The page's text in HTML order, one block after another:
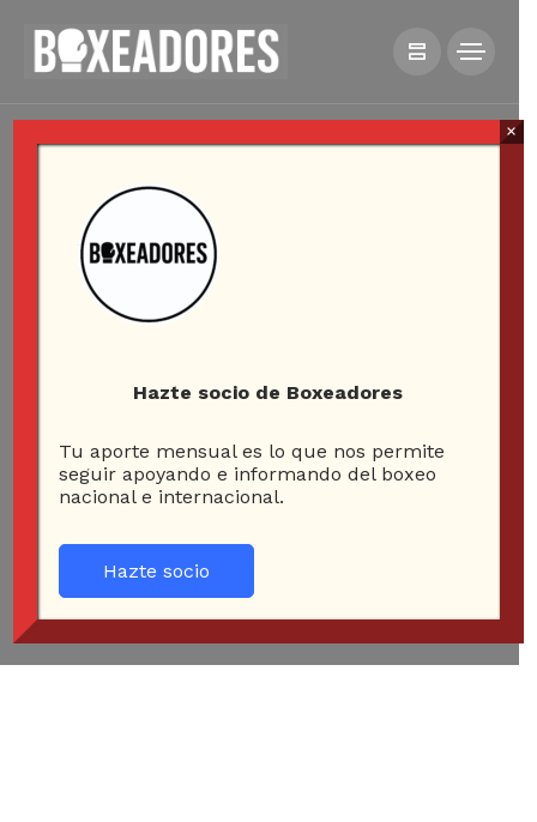
Hazte socio de Boxeadores
Tu aporte mensual es lo que nos permite
seguir apoyando e informando del boxeo
nacional e internacional.
Hazte socio
×